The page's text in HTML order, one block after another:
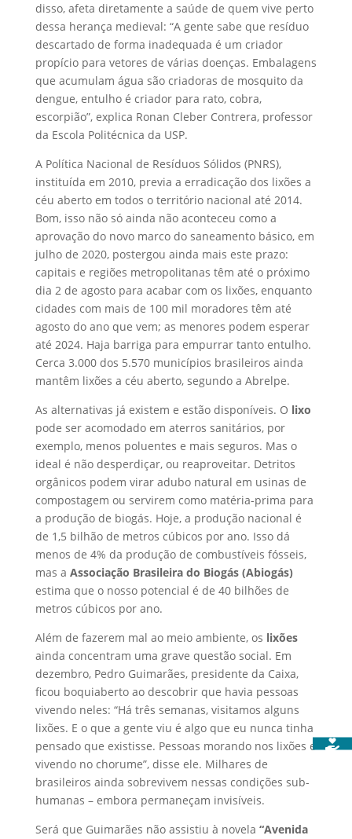
disso, afeta diretamente a saúde de quem vive perto
dessa herança medieval: “A gente sabe que resíduo
descartado de forma inadequada é um criador
propício para vetores de várias doenças. Embalagens
que acumulam água são criadoras de mosquito da
dengue, entulho é criador para rato, cobra,
escorpião”, explica Ronan Cleber Contrera, professor
da Escola Politécnica da USP.
A Política Nacional de Resíduos Sólidos (PNRS),
instituída em 2010, previa a erradicação dos lixões a
céu aberto em todos o território nacional até 2014.
Bom, isso não só ainda não aconteceu como a
aprovação do novo marco do saneamento básico, em
julho de 2020, postergou ainda mais este prazo:
capitais e regiões metropolitanas têm até o próximo
dia 2 de agosto para acabar com os lixões, enquanto
cidades com mais de 100 mil moradores têm até
agosto do ano que vem; as menores podem esperar
até 2024. Haja barriga para empurrar tanto entulho.
Cerca 3.000 dos 5.570 municípios brasileiros ainda
mantêm lixões a céu aberto, segundo a Abrelpe.
As alternativas já existem e estão disponíveis. O lixo
pode ser acomodado em aterros sanitários, por
exemplo, menos poluentes e mais seguros. Mas o
ideal é não desperdiçar, ou reaproveitar. Detritos
orgânicos podem virar adubo natural em usinas de
compostagem ou servirem como matéria-prima para
a produção de biogás. Hoje, a produção nacional é
de 1,5 bilhão de metros cúbicos por ano. Isso dá
menos de 4% da produção de combustíveis fósseis,
mas a Associação Brasileira do Biogás (Abiogás)
estima que o nosso potencial é de 40 bilhões de
metros cúbicos por ano.
Além de fazerem mal ao meio ambiente, os lixões
ainda concentram uma grave questão social. Em
dezembro, Pedro Guimarães, presidente da Caixa,
ficou boquiaberto ao descobrir que havia pessoas
vivendo neles: “Há três semanas, visitamos alguns
lixões. E o que a gente viu é algo que eu nunca tinha
pensado que existisse. Pessoas morando nos lixões e
vivendo no chorume”, disse ele. Milhares de
brasileiros ainda sobrevivem nessas condições sub-
humanas – embora permaneçam invisíveis.
Será que Guimarães não assistiu à novela “Avenida